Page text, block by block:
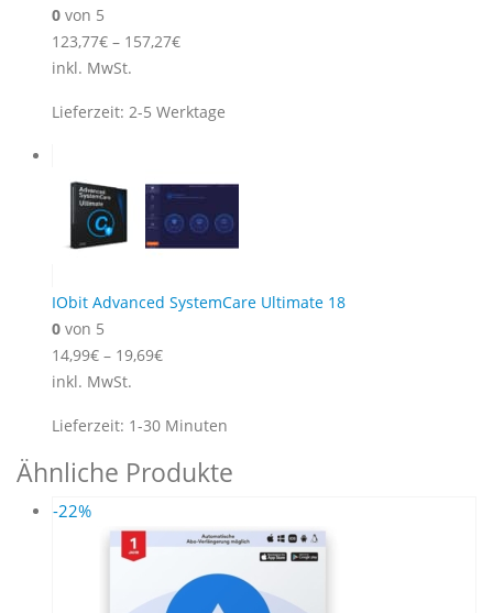
0 von 5
123,77€ – 157,27€
inkl. MwSt.
Lieferzeit: 2-5 Werktage
IObit Advanced SystemCare Ultimate 18
0 von 5
14,99€ – 19,69€
inkl. MwSt.
Lieferzeit: 1-30 Minuten
Ähnliche Produkte
-22%